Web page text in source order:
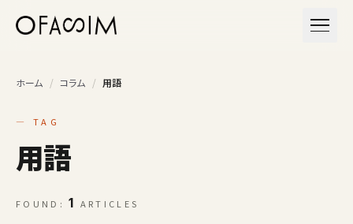
メニ
ホーム / コラム / 用語
— TAG
用語
FOUND:1 ARTICLES